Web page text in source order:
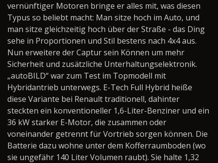
vernünftiger Motoren bringe er alles mit, was diesen
Typus so beliebt macht: Man sitze hoch im Auto, und
man sitze gleichzeitig hoch über der Straße - das Ding
sehe in Proportionen und Stil bestens nach 4x4 aus.
Nun erweitere der Captur sein Können um mehr
Sicherheit und zusätzliche Unterhaltungselektronik.
„autoBILD“ war zum Test im Topmodell mit
Hybridantrieb unterwegs. E-Tech Full Hybrid heiße
diese Variante bei Renault traditionell, dahinter
steckten ein konventioneller 1,6-Liter-Benziner und ein
36 kW starker E-Motor, die zusammen oder
voneinander getrennt für Vortrieb sorgen können. Die
Batterie dazu wohne unter dem Kofferraumboden (wo
sie ungefähr 140 Liter Volumen raubt). Sie halte 1,32